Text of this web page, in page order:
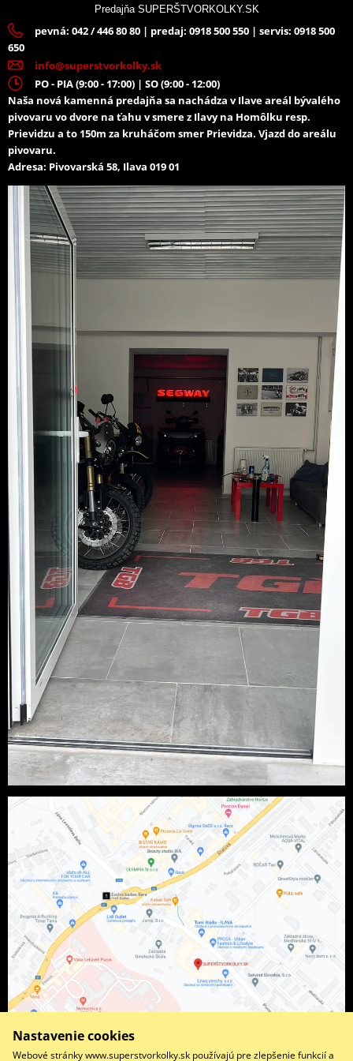
Dve odrazky pre vyššiu bezpečnosť
Box sa prichytáva k zadnému nosiču pomocou 4 strmeňov
Farba: čierna
Súčasťou balenia je montážna sada (4 strmene) a celkovo 4
kľúče
Rozmery: 85 x 36 x 54 cm (D x Š x V)
Vhodný pre väčšinu štvorkoliek značiek: Arctic Cat, Yamaha,
Polaris, Honda, Can-Am, Suzuki, Kawasaki, TGB, Access
Motor, Kymco atď.
Výrobca: SHARK Accessories
Predajňa SUPERŠTVORKOLKY.SK
pevná: 042 / 446 80 80 | predaj: 0918 500 550 | servis: 0918 500
650
info@superstvorkolky.sk
PO - PIA (9:00 - 17:00) | SO (9:00 - 12:00)
Naša nová kamenná predajňa sa nachádza v Ilave areál bývalého
pivovaru vo dvore na ťahu v smere z Ilavy na Homôlku resp.
Prievidzu a to 150m za kruháčom smer Prievidza. Vjazd do areálu
pivovaru.
Adresa: Pivovarská 58, Ilava 019 01
Nastavenie cookies
Webové stránky www.superstvorkolky.sk používajú pre zlepšenie funkcií a